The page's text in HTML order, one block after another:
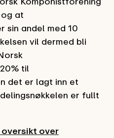
at
sin andel med 10
vil dermed bli
til
det er lagt inn et
er fullt
over